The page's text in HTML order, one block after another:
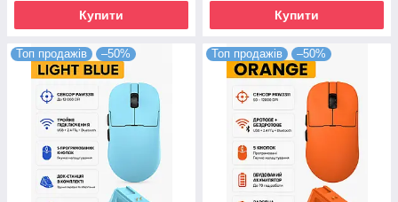
Купити Купити
Топ продажів –50% Топ продажів –50%